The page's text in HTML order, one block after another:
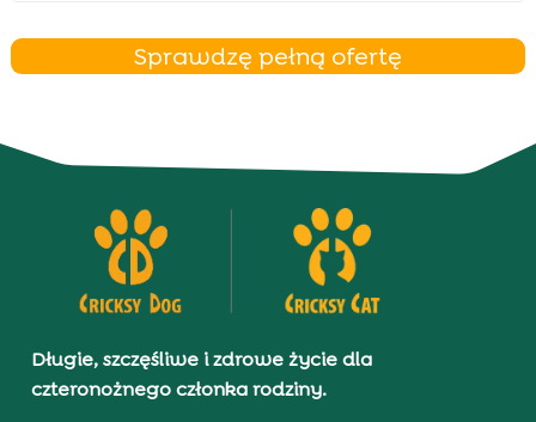
Sprawdzę pełną ofertę
Długie, szczęśliwe i zdrowe życie dla
czteronożnego członka rodziny.